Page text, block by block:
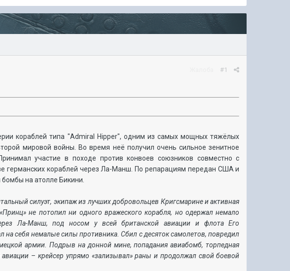
#1
кораблей типа "Admiral Hipper", одним из самых мощных тяжёлых
мировой войны. Во время неё получил очень сильное зенитное
участие в походе против конвоев союзников совместно с
германских кораблей через Ла-Манш. По репарациям передан США и
на атолле Бикини.
силуэт, экипаж из лучших добровольцев Кригсмарине и активная
не потопил ни одного вражеского корабля, но одержал немало
Ла-Манш, под носом у всей британской авиации и флота Его
на себя немалые силы противника. Сбил с десяток самолетов, повредил
армии. Подрыв на донной мине, попадания авиабомб, торпедная
авиации – крейсер упрямо «зализывал» раны и продолжал свой боевой